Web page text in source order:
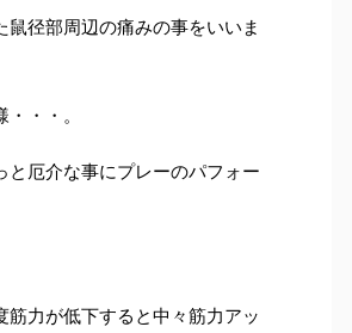
径部周辺の痛みの事をいいま
・・。
厄介な事にプレーのパフォー
力が低下すると中々筋力アッ